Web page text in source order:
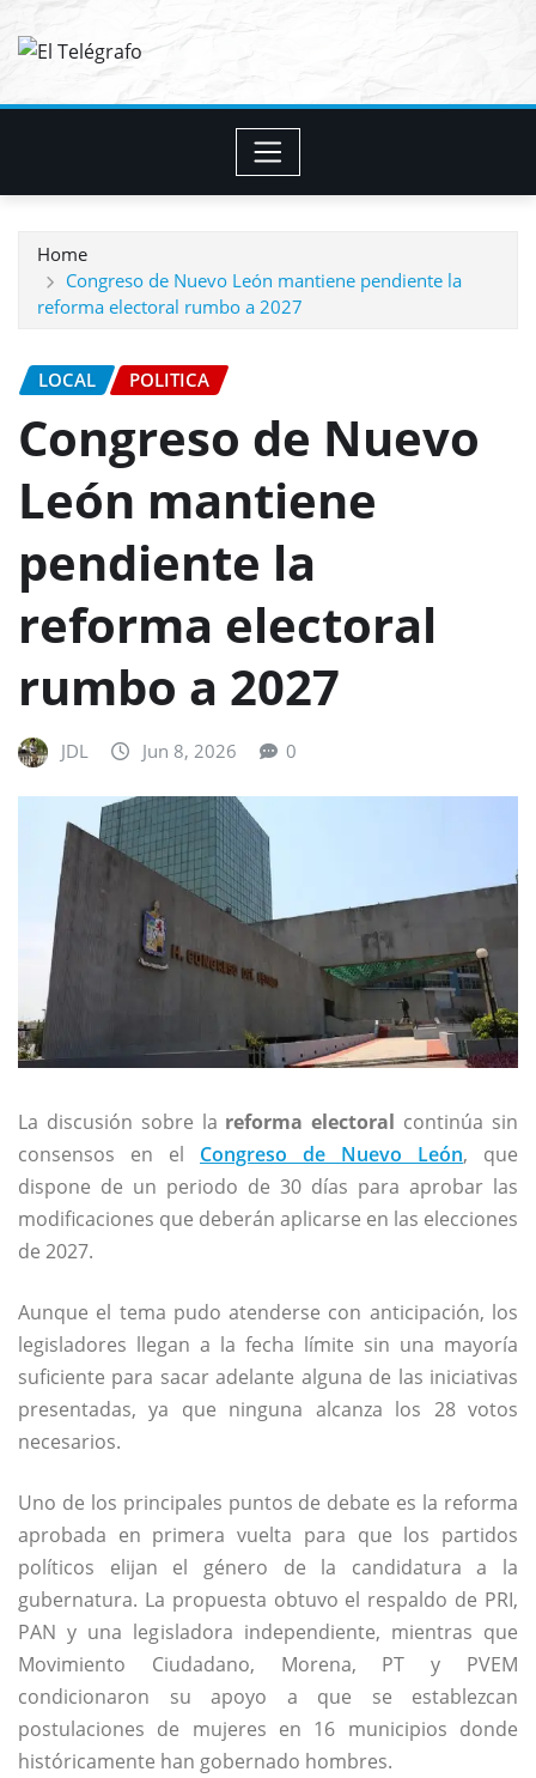
Home
Congreso de Nuevo León mantiene pendiente la
reforma electoral rumbo a 2027
LOCAL POLITICA
Congreso de Nuevo
León mantiene
pendiente la
reforma electoral
rumbo a 2027
JDL Jun 8, 2026 0
La discusión sobre la reforma electoral continúa sin
consensos en el Congreso de Nuevo León, que
dispone de un periodo de 30 días para aprobar las
modificaciones que deberán aplicarse en las elecciones
de 2027.
Aunque el tema pudo atenderse con anticipación, los
legisladores llegan a la fecha límite sin una mayoría
suficiente para sacar adelante alguna de las iniciativas
presentadas, ya que ninguna alcanza los 28 votos
necesarios.
Uno de los principales puntos de debate es la reforma
aprobada en primera vuelta para que los partidos
políticos elijan el género de la candidatura a la
gubernatura. La propuesta obtuvo el respaldo de PRI,
PAN y una legisladora independiente, mientras que
Movimiento Ciudadano, Morena, PT y PVEM
condicionaron su apoyo a que se establezcan
postulaciones de mujeres en 16 municipios donde
históricamente han gobernado hombres.